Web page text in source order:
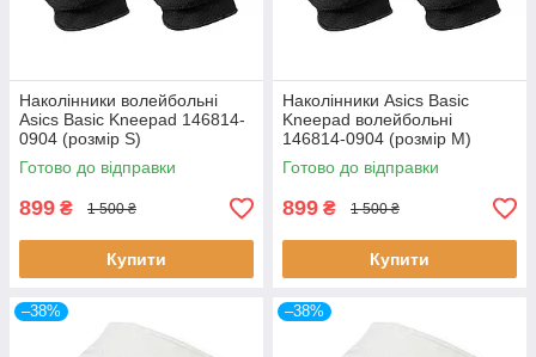
Наколінники волейбольні
Asics Basic Kneepad 146814-
0904 (розмір S)
Готово до відправки
899 ₴ 1 500 ₴
Купити
Наколінники Asics Basic
Kneepad волейбольні
146814-0904 (розмір М)
Готово до відправки
899 ₴ 1 500 ₴
Купити
–38% –38%